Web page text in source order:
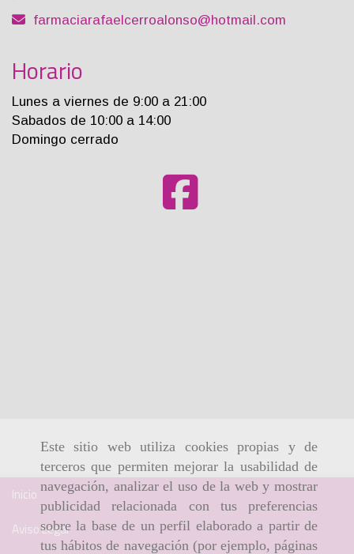
Este sitio web utiliza cookies propias y de
terceros que permiten mejorar la usabilidad de
navegación, analizar el uso de la web y mostrar
publicidad relacionada con tus preferencias
sobre la base de un perfil elaborado a partir de
tus hábitos de navegación (por ejemplo, páginas
farmaciarafaelcerroalonso
hotmail.com
Horario
Lunes a viernes de 9:00 a 21:00
Sabados de 10:00 a 14:00
Domingo cerrado
Inicio
Aviso Legal